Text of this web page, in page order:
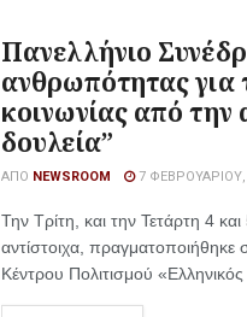
Πανελλήνιο
ανθρωπότητας για
κοινωνίας από την
δουλεία”
ΑΠΌ NEWSROOM 7 ΦΕΒΡΟΥΑΡΊΟΥ,
Την Τρίτη, και την Τετάρτη 4
αντίστοιχα, πραγματοποιήθηκε
Κέντρου Πολιτισμού